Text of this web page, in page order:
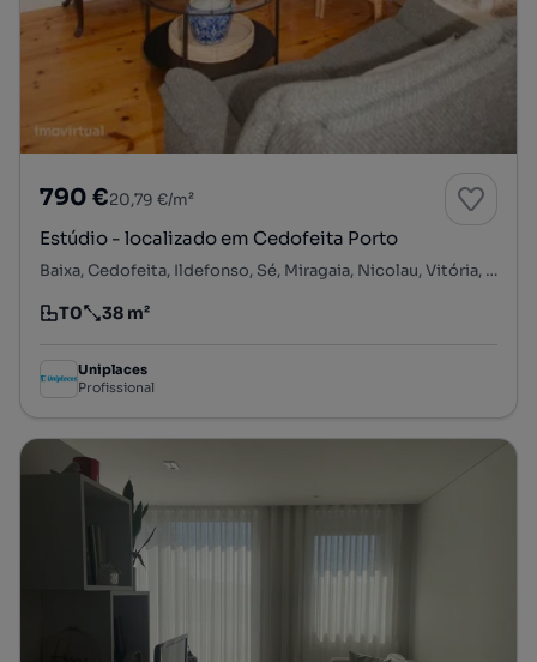
790 €20,79 €/m²
Estúdio - localizado em Cedofeita Porto
Baixa, Cedofeita, Ildefonso, Sé, Miragaia, Nicolau, Vitória, Porto, Porto
Tipologia
T0
Preço por metro quadrado
38 m²
Uniplaces
Profissional